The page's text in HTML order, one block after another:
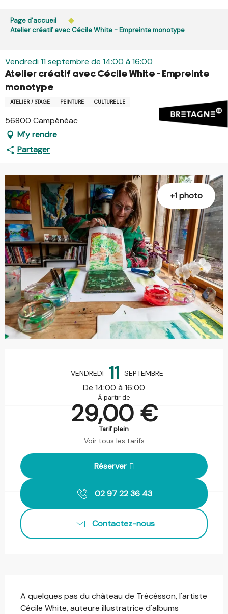
contenu
est interdit chaque jour de 21h à 5h en Ille-et-Vilaine et
dans le Morbihan. L’accès reste autorisé de 5h à 21h.
Page d’accueil
Atelier créatif avec Cécile White - Empreinte monotype
Vendredi 11 septembre de 14:00 à 16:00
Atelier créatif avec Cécile White - Empreinte
monotype
ATELIER / STAGE PEINTURE CULTURELLE
56800 Campénéac
M'y rendre
Partager
+1 photo
VENDREDI 11 SEPTEMBRE
De 14:00 à 16:00
À partir de
29,00 €
Tarif plein
Voir tous les tarifs
Réserver
02 97 22 36 43
Contactez-nous
A quelques pas du château de Trécésson, l'artiste
Cécile White, auteure illustratrice d'albums